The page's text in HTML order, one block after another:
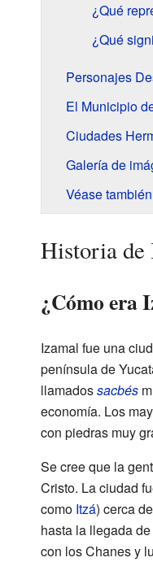
¿Qué
¿Qué
Personajes
El Municipio
Ciudades
Galería de
Véase también
Historia de
¿Cómo era
Izamal fue una
península de
llamadossacbés
economía. Los
con piedras muy
Se cree que la
Cristo. La ciudad
como Itzá) cerca
hasta la llegada
con los Chanes y